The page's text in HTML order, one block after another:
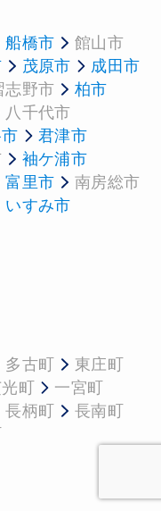
船橋市
館山市
茂原市
成田市
志野市
柏市
八千代市
君津市
袖ケ浦市
富里市
南房総市
いすみ市
多古町
東庄町
町
一宮町
長柄町
長南町